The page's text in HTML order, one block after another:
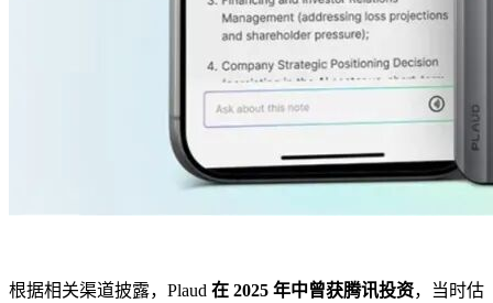
根据相关渠道披露，Plaud 在 2025 年中曾获腾讯投资，当时估